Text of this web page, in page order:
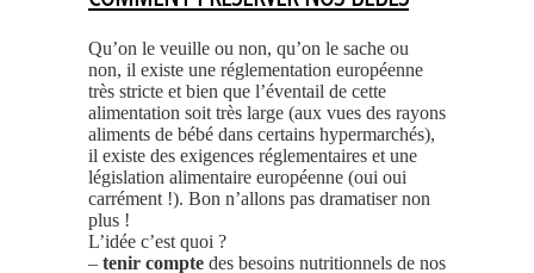
Qu’on le veuille ou non, qu’on le sache ou
non, il existe une réglementation européenne
très stricte et bien que l’éventail de cette
alimentation soit très large (aux vues des rayons
aliments de bébé dans certains hypermarchés),
il existe des exigences réglementaires et une
législation alimentaire européenne (oui oui
carrément !). Bon n’allons pas dramatiser non
plus !
L’idée c’est quoi ?
– tenir compte des besoins nutritionnels de nos